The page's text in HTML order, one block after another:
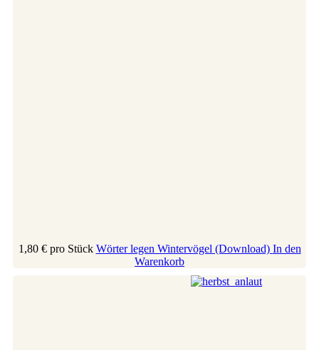
1,80 € pro Stück Wörter legen Wintervögel (Download) In den
Warenkorb